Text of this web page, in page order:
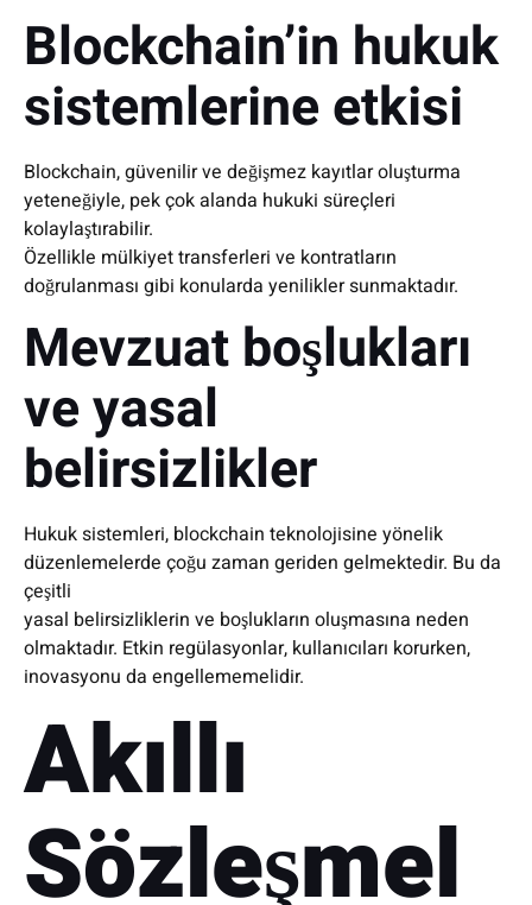
Blockchain’in hukuk
sistemlerine etkisi
Blockchain, güvenilir ve değişmez kayıtlar oluşturma
yeteneğiyle, pek çok alanda hukuki süreçleri
kolaylaştırabilir.
Özellikle mülkiyet transferleri ve kontratların
doğrulanması gibi konularda yenilikler sunmaktadır.
Mevzuat boşlukları
ve yasal
belirsizlikler
Hukuk sistemleri, blockchain teknolojisine yönelik
düzenlemelerde çoğu zaman geriden gelmektedir. Bu da
çeşitli
yasal belirsizliklerin ve boşlukların oluşmasına neden
olmaktadır. Etkin regülasyonlar, kullanıcıları korurken,
inovasyonu da engellememelidir.
Akıllı
Sözleşmel